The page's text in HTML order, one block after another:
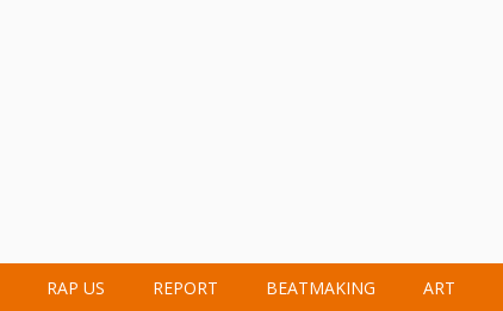
RAP US REPORT BEATMAKING ART